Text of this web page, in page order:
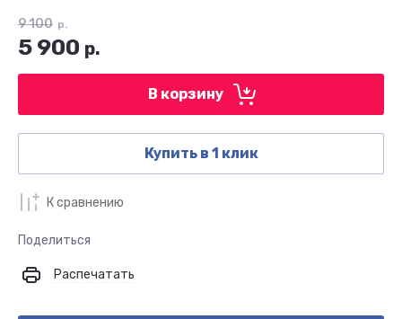
9 100 р.
5 900 р.
В корзину
Купить в 1 клик
К сравнению
Поделиться
Распечатать